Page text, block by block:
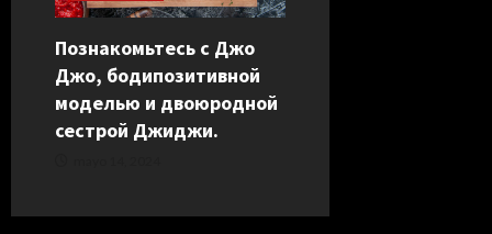
Познакомьтесь с Джо
Джо, бодипозитивной
моделью и двоюродной
сестрой Джиджи.